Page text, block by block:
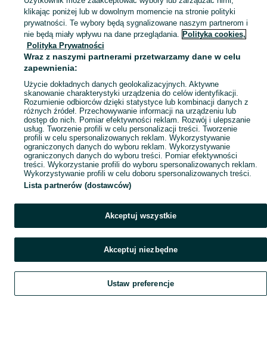
Skorzystaj z największego serwisu ogłoszeniowego - Buszkowice i okolice! Kupuj to, czego pragniesz i sprzedawaj to, czego już nie potrzebujesz! Zobacz
Mapa kategorii
Mapa miejscowości
Mapa ministron
Popularne wyszukiwania
Szukaj Obserwujesz Dodaj Czat Konto
klikając poniżej lub w dowolnym momencie na stronie polityki
prywatności. Te wybory będą sygnalizowane naszym partnerom i
nie będą miały wpływu na dane przeglądania. Polityka cookies,
Polityka Prywatności
Wraz z naszymi partnerami przetwarzamy dane w celu
zapewnienia:
Użycie dokładnych danych geolokalizacyjnych. Aktywne
skanowanie charakterystyki urządzenia do celów identyfikacji.
Rozumienie odbiorców dzięki statystyce lub kombinacji danych z
różnych źródeł. Przechowywanie informacji na urządzeniu lub
dostęp do nich. Pomiar efektywności reklam. Rozwój i ulepszanie
usług. Tworzenie profili w celu personalizacji treści. Tworzenie
profili w celu spersonalizowanych reklam. Wykorzystywanie
ograniczonych danych do wyboru reklam. Wykorzystywanie
ograniczonych danych do wyboru treści. Pomiar efektywności
treści. Wykorzystanie profili do wyboru spersonalizowanych reklam.
Wykorzystywanie profili w celu doboru spersonalizowanych treści.
Lista partnerów (dostawców)
Akceptuj wszystkie
Akceptuj niezbędne
Ustaw preferencje